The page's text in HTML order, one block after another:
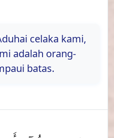
celaka kami,
adalah orang-
batas.